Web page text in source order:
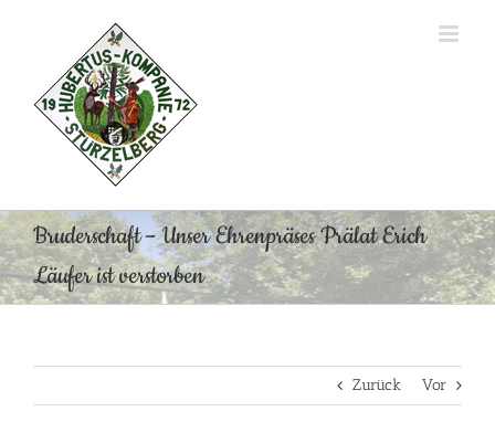
Bruderschaft – Unser Ehrenpräses Prälat Erich
Läufer ist verstorben
Zurück Vor